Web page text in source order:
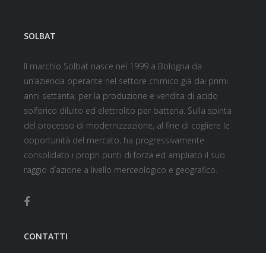
SOLBAT
Il marchio Solbat nasce nel 1999 a Bologna da
un’azienda operante nel settore chimico già dai primi
anni settanta, per la produzione e vendita di acido
solforico diluito ed elettrolito per batteria. Sulla spinta
del processo di modernizzazione, al fine di cogliere le
opportunità del mercato, ha progressivamente
consolidato i propri punti di forza ed ampliato il suo
raggio d’azione a livello merceologico e geografico.
CONTATTI